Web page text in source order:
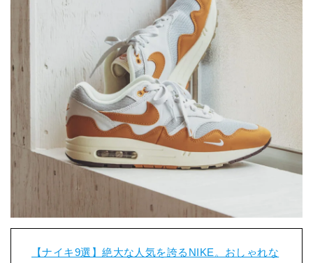
【ナイキ9選】絶大な人気を誇るNIKE。おしゃれな